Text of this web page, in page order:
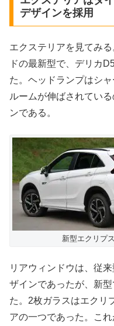
デザインを採用
エクステリアを見てみ
ドの最新型で、デリカ
た。ヘッドランプはシ
ルームが伸ばされてい
ンである。
新型エクリプ
リアウィンドウは、従
ザインであったが、新
た。2枚ガラスはエクリ
アの一つであった。こ